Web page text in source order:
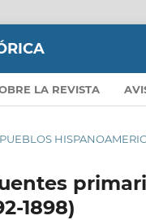
LA REVISTA
1898)